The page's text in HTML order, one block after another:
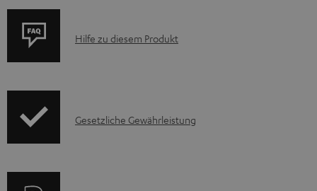
r
e
P
u
Hilfe zu diesem Produkt
IGesetzliche Gewährleistung